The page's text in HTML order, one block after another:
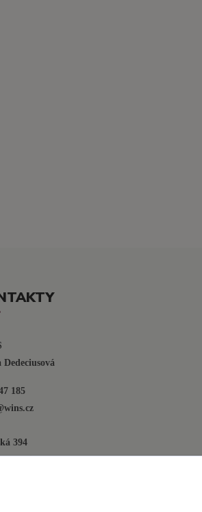
Dedeciusová
185
394
u N. Jičína